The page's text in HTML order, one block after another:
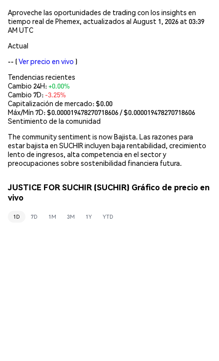
Aproveche las oportunidades de trading con los insights en
tiempo real de Phemex, actualizados al August 1, 2026 at 03:39
AM UTC
Actual
-- (Ver precio en vivo )
Tendencias recientes
Cambio 24H:+0.00%
Cambio 7D: -3.25%
Capitalización de mercado:$0.00
Máx/Mín 7D: $0.000019478270718606/ $0.000019478270718606
Sentimiento de la comunidad
The community sentiment is now Bajista. Las razones para
estar bajista en SUCHIR incluyen baja rentabilidad, crecimiento
lento de ingresos, alta competencia en el sector y
preocupaciones sobre sostenibilidad financiera futura.
JUSTICE FOR SUCHIR (SUCHIR) Gráfico de precio en
vivo
1D 7D 1M 3M 1Y YTD